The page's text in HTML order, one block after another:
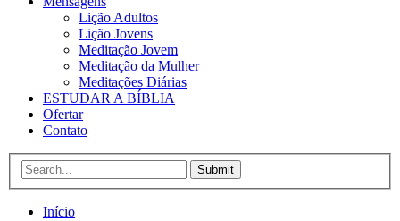
Lição Adultos
Lição Jovens
Meditação Jovem
Meditação da Mulher
Meditações Diárias
ESTUDAR A BÍBLIA
Ofertar
Contato
Submit
Início